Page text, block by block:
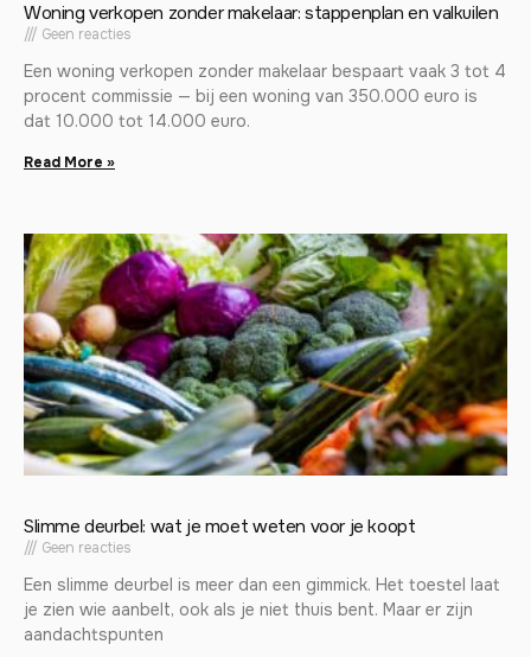
Woning verkopen zonder makelaar: stappenplan en valkuilen
Geen reacties
Een woning verkopen zonder makelaar bespaart vaak 3 tot 4
procent commissie — bij een woning van 350.000 euro is
dat 10.000 tot 14.000 euro.
Read More »
Slimme deurbel: wat je moet weten voor je koopt
Geen reacties
Een slimme deurbel is meer dan een gimmick. Het toestel laat
je zien wie aanbelt, ook als je niet thuis bent. Maar er zijn
aandachtspunten